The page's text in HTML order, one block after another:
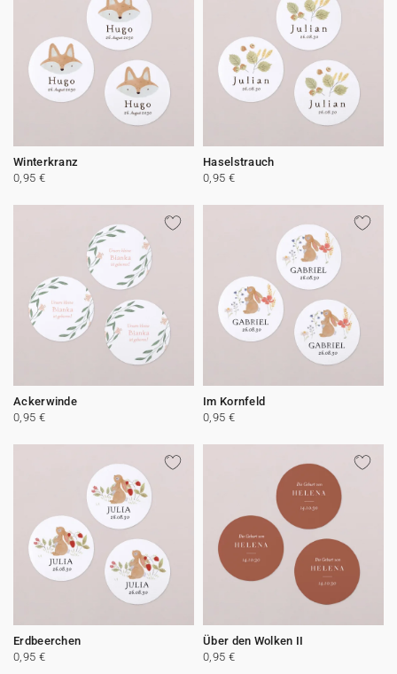
Winterkranz
0,95 €
Haselstrauch
0,95 €
Ackerwinde
0,95 €
Im Kornfeld
0,95 €
Erdbeerchen
0,95 €
Über den Wolken II
0,95 €